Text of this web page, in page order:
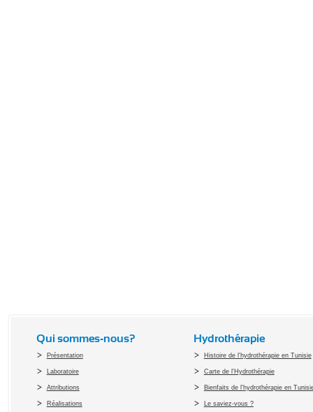
Qui sommes-nous?
Présentation
Laboratoire
Attributions
Réalisations
Hydrothérapie
Histoire de l'hydrothérapie en Tunisie
Carte de l'Hydrothérapie
Bienfaits de l'hydrothérapie en
Le saviez-vous ?